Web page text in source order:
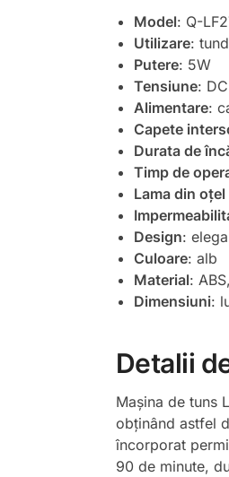
Model: Q-
Utilizare:
Putere: 5W
Tensiune:
Alimentare:
Capete
Durata de
Timp de
Lama din
Design:
Culoare: alb
Material:
Dimensiuni:
Detalii
Mașina de tuns
obținând astfel
încorporat
90 de minute,